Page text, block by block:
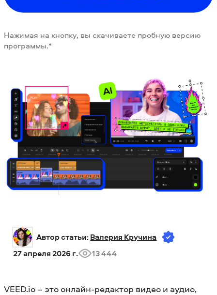
Нажимая на кнопку, вы скачиваете пробную версию
программы.*
Автор статьи: Валерия Кручина
27 апреля 2026 г.
13 444
VEED.io – это онлайн-редактор видео и аудио,